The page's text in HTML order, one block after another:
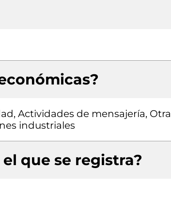
Actividades de mensajería,
industriales
que se registra?